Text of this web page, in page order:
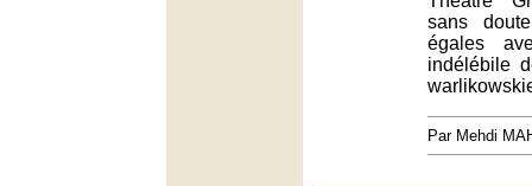
sans
égales
indélébile
Par Mehdi